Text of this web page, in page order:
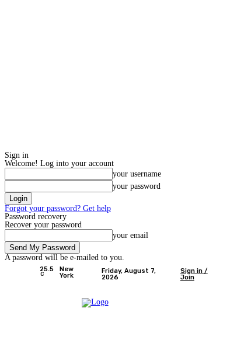
Sign in
Welcome! Log into your account
your username
your password
Forgot your password? Get help
Password recovery
Recover your password
your email
A password will be e-mailed to you.
25.5
C
New
York
Friday, August 7,
2026
Sign in /
Join